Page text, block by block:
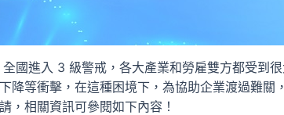
進入 3 級警戒，各大產業和勞雇雙方都受到
降等衝擊，在這種困境下，為協助企業渡過難
，相關資訊可參閱如下內容！